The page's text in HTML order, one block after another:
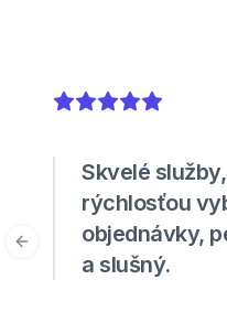
5out of 5 stars
Skvelé
rýchlosťou
objednávky,
a slušný.
Previous slide